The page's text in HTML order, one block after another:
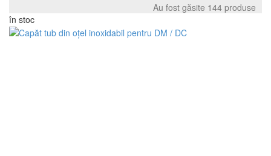
Au fost găsite 144 produse
în stoc